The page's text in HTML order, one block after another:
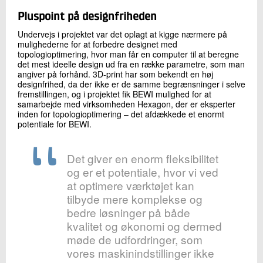
Pluspoint på designfriheden
Undervejs i projektet var det oplagt at kigge nærmere på
mulighederne for at forbedre designet med
topologioptimering, hvor man får en computer til at beregne
det mest ideelle design ud fra en række parametre, som man
angiver på forhånd. 3D-print har som bekendt en høj
designfrihed, da der ikke er de samme begrænsninger i selve
fremstillingen, og i projektet fik BEWI mulighed for at
samarbejde med virksomheden Hexagon, der er eksperter
inden for topologioptimering – det afdækkede et enormt
potentiale for BEWI.
Det giver en enorm fleksibilitet
og er et potentiale, hvor vi ved
at optimere værktøjet kan
tilbyde mere komplekse og
bedre løsninger på både
kvalitet og økonomi og dermed
møde de udfordringer, som
vores maskinindstillinger ikke